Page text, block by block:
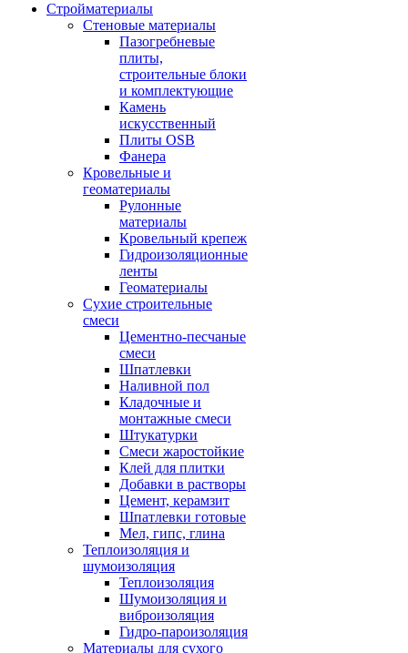
Стройматериалы
Стеновые материалы
Пазогребневые
плиты,
строительные блоки
и комплектующие
Камень
искусственный
Плиты OSB
Фанера
Кровельные и
геоматериалы
Рулонные
материалы
Кровельный крепеж
Гидроизоляционные
ленты
Геоматериалы
Сухие строительные
смеси
Цементно-песчаные
смеси
Шпатлевки
Наливной пол
Кладочные и
монтажные смеси
Штукатурки
Смеси жаростойкие
Клей для плитки
Добавки в растворы
Цемент, керамзит
Шпатлевки готовые
Мел, гипс, глина
Теплоизоляция и
шумоизоляция
Теплоизоляция
Шумоизоляция и
виброизоляция
Гидро-пароизоляция
Материалы для сухого